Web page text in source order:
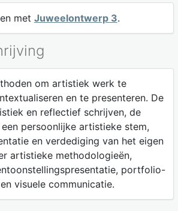
met Juweelontwerp 3.
om artistiek werk te
en te presenteren. De
en reflectief schrijven, de
persoonlijke artistieke stem,
en verdediging van het eigen
artistieke methodologieën,
portfolio-
visuele communicatie.